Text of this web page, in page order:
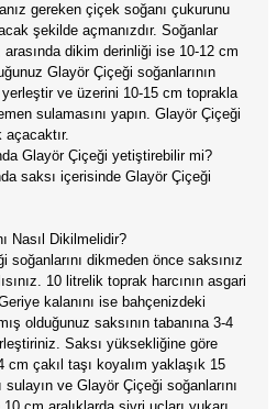
gereken çiçek soğanı çukurunu
şekilde açmanızdır. Soğanlar
dikim derinliği ise 10-12 cm
Glayör Çiçeği soğanlarının
ve üzerini 10-15 cm toprakla
sulamasını yapın. Glayör Çiçeği
açacaktır.
Glayör Çiçeği yetiştirebilir mi?
saksı içerisinde Glayör Çiçeği
Nasıl Dikilmelidir?
dikmeden önce saksınız
10 litrelik toprak harcının asgari
kalanını ise bahçenizdeki
olduğunuz saksının tabanına 3-4
Saksı yüksekliğine göre
cm çakıl taşı koyalım yaklaşık 15
ve Glayör Çiçeği soğanlarını